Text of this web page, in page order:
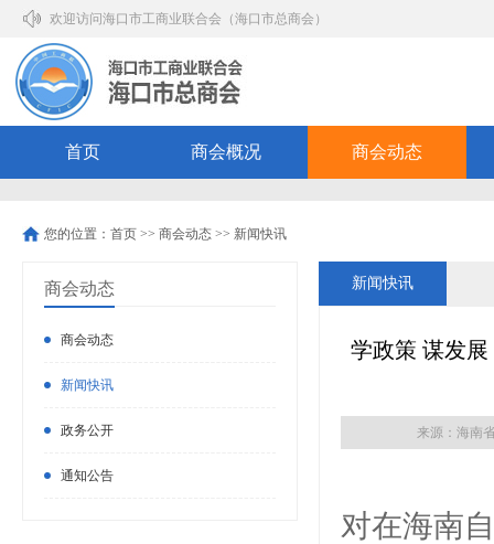
欢迎访问海口市工商业联合会（海口市总商会）
首页 商会概况 商会动态
您的位置： 首页 >> 商会动态 >> 新闻快讯
商会动态
商会动态
新闻快讯
政务公开
通知公告
新闻快讯
学政策 谋发
来源：海南
对在海南